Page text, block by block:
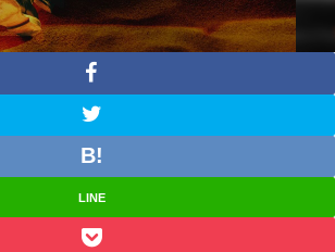
LINE